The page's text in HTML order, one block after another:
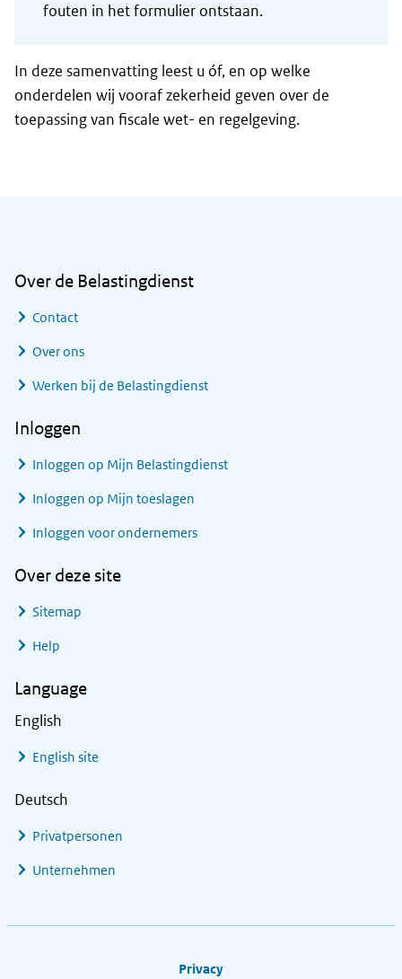
fouten in het formulier ontstaan.
In deze samenvatting leest u óf, en op welke
onderdelen wij vooraf zekerheid geven over de
toepassing van fiscale wet- en regelgeving.
Over de Belastingdienst
Contact
Over ons
Werken bij de Belastingdienst
Inloggen
Inloggen op Mijn Belastingdienst
Inloggen op Mijn toeslagen
Inloggen voor ondernemers
Over deze site
Sitemap
Help
Language
English
English site
Deutsch
Privatpersonen
Unternehmen
Privacy